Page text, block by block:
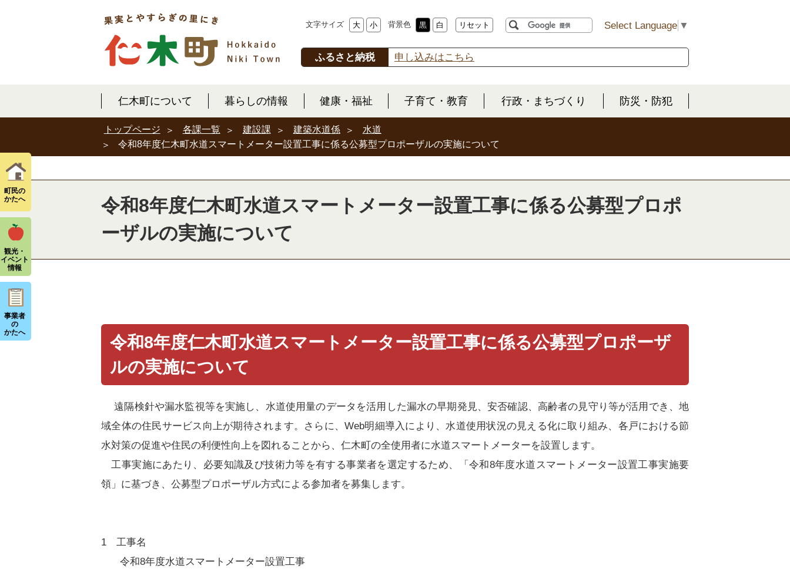
文字サイズ 大 小 背景色 黒 白 リセット Select Language ▼
ふるさと納税 申し込みはこちら
町民の
かたへ
観光・
イベント
情報
事業者
の
かたへ
仁木町について 暮らしの情報 健康・福祉 子育て・教育 行政・まちづくり 防災・防犯
トップページ 各課一覧 建設課 建築水道係
水道
令和8年度仁木町水道スマートメーター設置工事に係る公募型プロポーザルの実施について
令和8年度仁木町水道スマートメーター設置工事に係る公募型プロポ
ーザルの実施について
令和8年度仁木町水道スマートメーター設置工事に係る公募型プロポーザ
ルの実施について
遠隔検針や漏水監視等を実施し、水道使用量のデータを活用した漏水の早期発見、安否確認、高齢者の見守り等が活用でき、地
域全体の住民サービス向上が期待されます。さらに、Web明細導入により、水道使用状況の見える化に取り組み、各戸における節
水対策の促進や住民の利便性向上を図れることから、仁木町の全使用者に水道スマートメーターを設置します。
工事実施にあたり、必要知識及び技術力等を有する事業者を選定するため、「令和8年度水道スマートメーター設置工事実施要
領」に基づき、公募型プロポーザル方式による参加者を募集します。
1 工事名
令和8年度水道スマートメーター設置工事